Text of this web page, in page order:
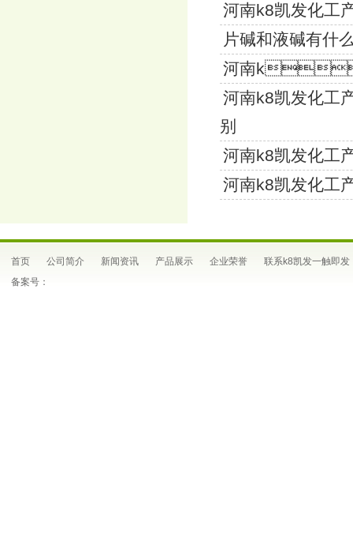
河南k8凯
片碱和液碱有什
河南
河南k8凯
别
河南k8凯发
河南k8凯
首页 公司简介 新闻资讯 产品展示 企业荣誉
联系k8凯发一触即发
备案号：